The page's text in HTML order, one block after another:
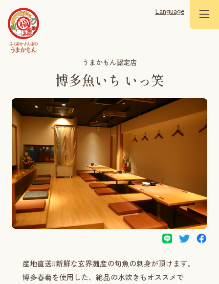
Language
うまかもん認定店
博多魚いち いっ笑
産地直送!!新鮮な玄界灘産の旬魚の刺身が頂けます。
博多春菊を使用した、絶品の水炊きもオススメで